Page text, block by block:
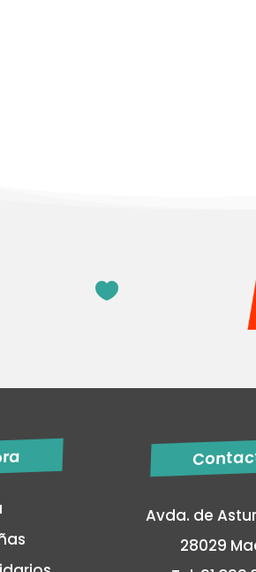

Avda. de
28029